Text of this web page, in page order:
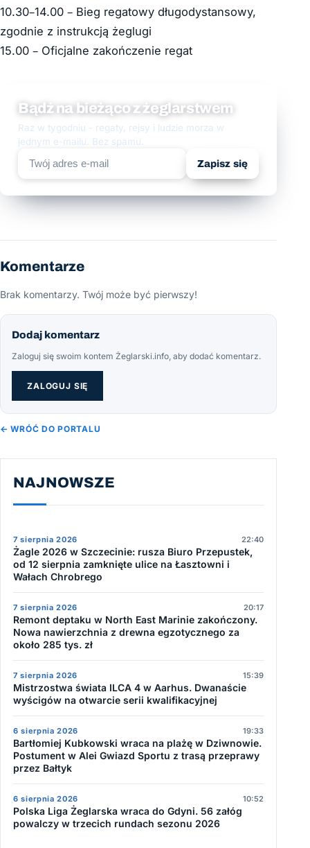
10.30–14.00 – Bieg regatowy długodystansowy,
zgodnie z instrukcją żeglugi
15.00 – Oficjalne zakończenie regat
Bądź na bieżąco z żeglarstwem
Raz w tygodniu - regaty, rejsy i ludzie morza w
jednym e-mailu. Bez spamu.
Zapisz się
Komentarze
Brak komentarzy. Twój może być pierwszy!
Dodaj komentarz
Zaloguj się swoim kontem Żeglarski.info, aby dodać komentarz.
ZALOGUJ SIĘ
← WRÓĆ DO PORTALU
NAJNOWSZE
7 sierpnia 2026 22:40
Żagle 2026 w Szczecinie: rusza Biuro Przepustek,
od 12 sierpnia zamknięte ulice na Łasztowni i
Wałach Chrobrego
7 sierpnia 2026 20:17
Remont deptaku w North East Marinie zakończony.
Nowa nawierzchnia z drewna egzotycznego za
około 285 tys. zł
7 sierpnia 2026 15:39
Mistrzostwa świata ILCA 4 w Aarhus. Dwanaście
wyścigów na otwarcie serii kwalifikacyjnej
6 sierpnia 2026 19:33
Bartłomiej Kubkowski wraca na plażę w Dziwnowie.
Postument w Alei Gwiazd Sportu z trasą przeprawy
przez Bałtyk
6 sierpnia 2026 10:52
Polska Liga Żeglarska wraca do Gdyni. 56 załóg
powalczy w trzecich rundach sezonu 2026